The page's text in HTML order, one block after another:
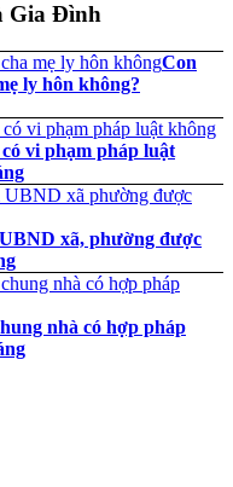
Gia Đình
Con
ly hôn không?
vi phạm pháp luật
xã, phường được
nhà có hợp pháp